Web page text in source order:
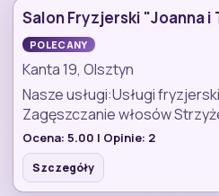
Salon Fryzjerski "Joanna i
POLECANY
Kanta 19, Olsztyn
Nasze usługi:Usługi
Zagęszczanie włosów
Ocena: 5.00 | Opinie: 2
Szczegóły